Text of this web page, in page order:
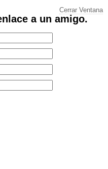
a un amigo.
Cerrar Ventana